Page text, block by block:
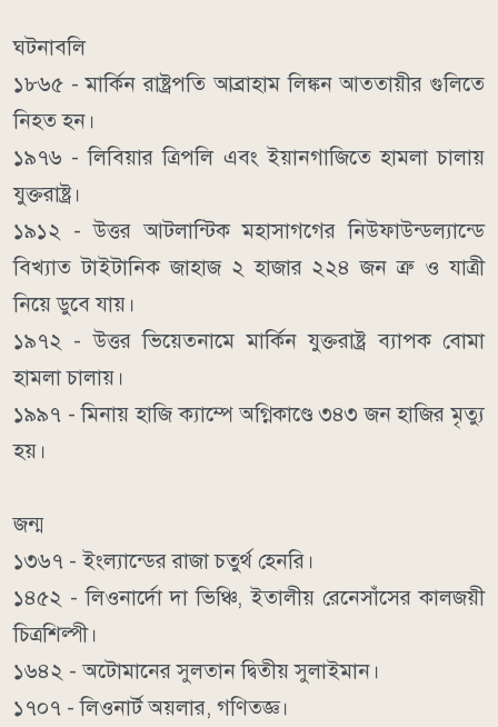
ঘটনাবলি
১৮৬৫ - মার্কিন রাষ্ট্রপতি আব্রাহাম লিঙ্কন আততায়ীর গুলিতে
নিহত হন।
১৯৭৬ - লিবিয়ার ত্রিপলি এবং ইয়ানগাজিতে হামলা চালায়
যুক্তরাষ্ট্র।
১৯১২ - উত্তর আটলান্টিক মহাসাগগের নিউফাউন্ডল্যান্ডে
বিখ্যাত টাইটানিক জাহাজ ২ হাজার ২২৪ জন ত্রু ও যাত্রী
নিয়ে ডুবে যায়।
১৯৭২ - উত্তর ভিয়েতনামে মার্কিন যুক্তরাষ্ট্র ব্যাপক বোমা
হামলা চালায়।
১৯৯৭ - মিনায় হাজি ক্যাম্পে অগ্নিকাণ্ডে ৩৪৩ জন হাজির মৃত্যু
হয়।
জন্ম
১৩৬৭ - ইংল্যান্ডের রাজা চতুর্থ হেনরি।
১৪৫২ - লিওনার্দো দা ভিঞ্চি, ইতালীয় রেনেসাঁসের কালজয়ী
চিত্রশিল্পী।
১৬৪২ - অটোমানের সুলতান দ্বিতীয় সুলাইমান।
১৭০৭ - লিওনার্ট অয়লার, গণিতজ্ঞ।